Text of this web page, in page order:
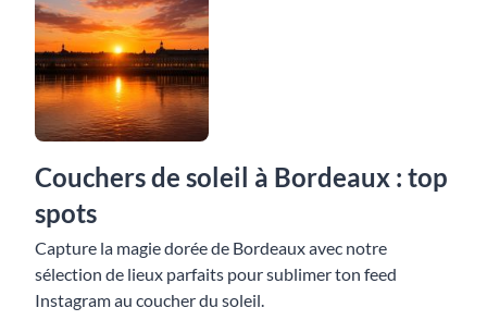
Couchers de soleil à Bordeaux : top
spots
Capture la magie dorée de Bordeaux avec notre
sélection de lieux parfaits pour sublimer ton feed
Instagram au coucher du soleil.